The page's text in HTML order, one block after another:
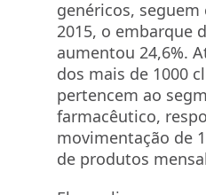
genéricos, seguem
2015, o embarque
aumentou 24,6%.
dos mais de 1000
pertencem ao
farmacêutico,
movimentação de
de produtos